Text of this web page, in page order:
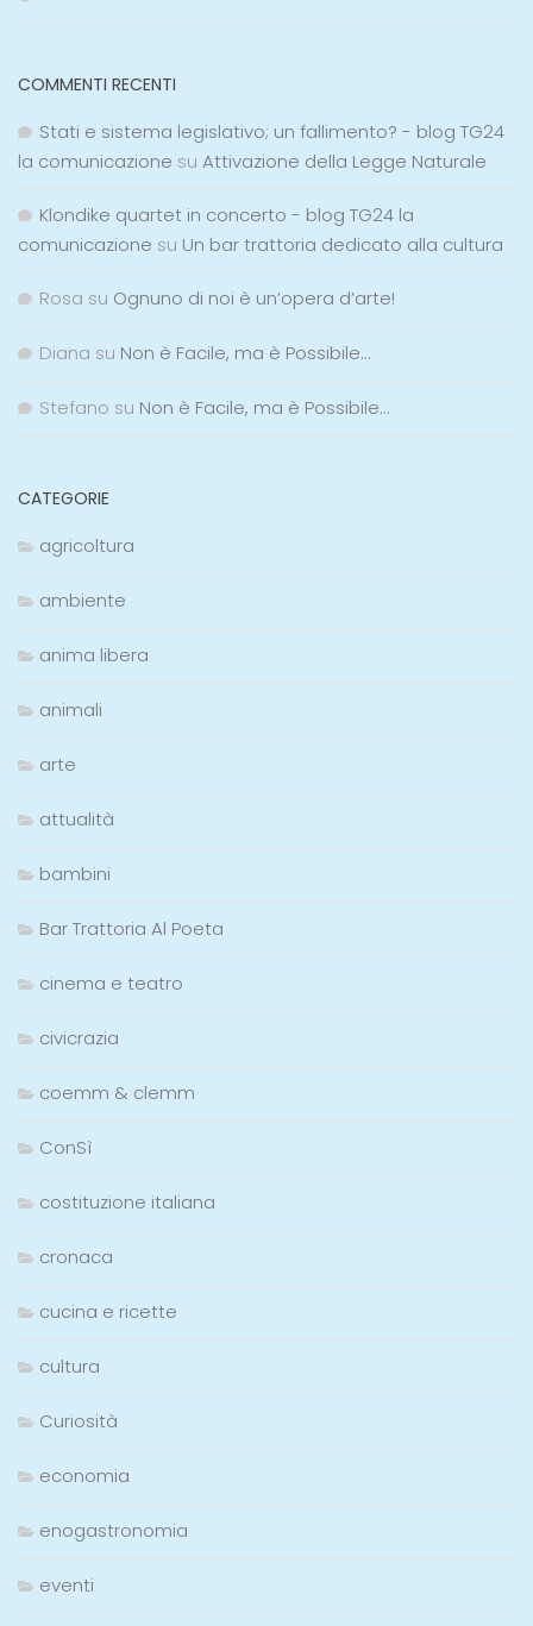
COMMENTI RECENTI
Stati e sistema legislativo; un fallimento? - blog TG24
la comunicazione su Attivazione della Legge Naturale
Klondike quartet in concerto - blog TG24 la
comunicazione su Un bar trattoria dedicato alla cultura
Rosa su Ognuno di noi è un’opera d’arte!
Diana su Non è Facile, ma è Possibile…
Stefano su Non è Facile, ma è Possibile…
CATEGORIE
agricoltura
ambiente
anima libera
animali
arte
attualità
bambini
Bar Trattoria Al Poeta
cinema e teatro
civicrazia
coemm & clemm
ConSì
costituzione italiana
cronaca
cucina e ricette
cultura
Curiosità
economia
enogastronomia
eventi